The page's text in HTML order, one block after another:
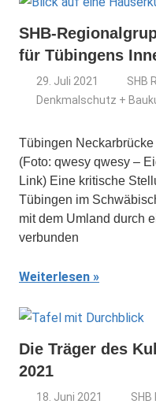
SHB-
für Tübingens
29. Juli 2021
SHB
Denkmalschutz +
Tübingen
(Foto: qwesy qwesy –
Link) Eine kritische
Tübingen im
mit dem Umland durch
verbunden
Weiterlesen
Die Träger des
2021
18. Juni 2021
SHB